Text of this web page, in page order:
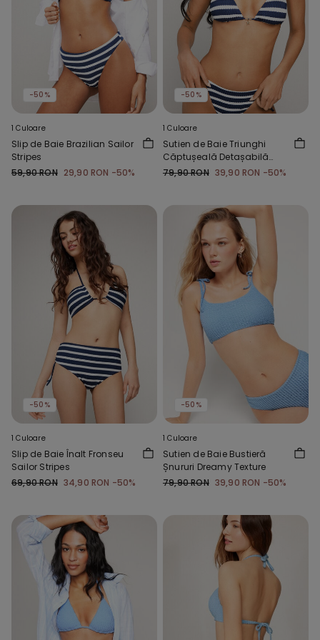
-50%
1 Culoare
Slip de Baie Brazilian Sailor
Stripes
59,90 RON 29,90 RON -50%
-50%
1 Culoare
Sutien de Baie Triunghi
Căptușeală Detașabilă
Boho Style
79,90 RON 39,90 RON -50%
-50%
1 Culoare
Slip de Baie Înalt Fronseu
Sailor Stripes
69,90 RON 34,90 RON -50%
-50%
1 Culoare
Sutien de Baie Bustieră
Șnururi Dreamy Texture
79,90 RON 39,90 RON -50%